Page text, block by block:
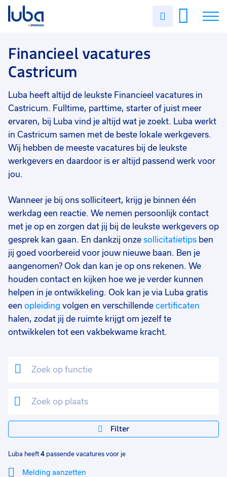
Uren
Vacatures
Over ons
Voor werkgevers
Contact
Financieel vacatures
Castricum
Luba heeft altijd de leukste Financieel vacatures in
Castricum. Fulltime, parttime, starter of juist meer
ervaren, bij Luba vind je altijd wat je zoekt. Luba werkt
in Castricum samen met de beste lokale werkgevers.
Wij hebben de meeste vacatures bij de leukste
werkgevers en daardoor is er altijd passend werk voor
jou.
Wanneer je bij ons solliciteert, krijg je binnen één
werkdag een reactie. We nemen persoonlijk contact
met je op en zorgen dat jij bij de leukste werkgevers op
gesprek kan gaan. En dankzij onze sollicitatietips ben
jij goed voorbereid voor jouw nieuwe baan. Ben je
aangenomen? Ook dan kan je op ons rekenen. We
houden contact en kijken hoe we je verder kunnen
helpen in je ontwikkeling. Ook kan je via Luba gratis
een opleiding volgen en verschillende certificaten
halen, zodat jij de ruimte krijgt om jezelf te
ontwikkelen tot een vakbekwame kracht.
Filter
Filter vacatures
Vakgebied 0
Financieel
Opleidingsniveau
Soort contract 0
Vast 3
Detacheren 2
Uren per week 0
17 - 24 uur 2
9 - 16 uur 2
37 - 40+ uur 1
25 - 32 uur 1
Luba heeft 4 passende vacatures voor je
Melding aanzetten